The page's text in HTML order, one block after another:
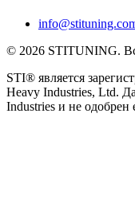
© 2026 STITUNING.
STI® является
Heavy Industries, Ltd.
Industries и не одобрен